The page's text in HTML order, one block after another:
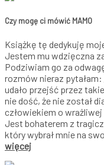
Czy mogę ci mówić MAMO
Książkę tę dedykuję
Jestem mu wdzięczna
Podziwiam go za
rozmów nieraz pytałam:
udało przejść przez
nie dość, że nie został
człowiekiem o
Jest bohaterem z
który wybrał mnie na
więcej